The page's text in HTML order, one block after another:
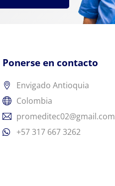
Ponerse en contacto
Envigado Antioquia
Colombia
promeditec02@gmail.com
+57 317 667 3262